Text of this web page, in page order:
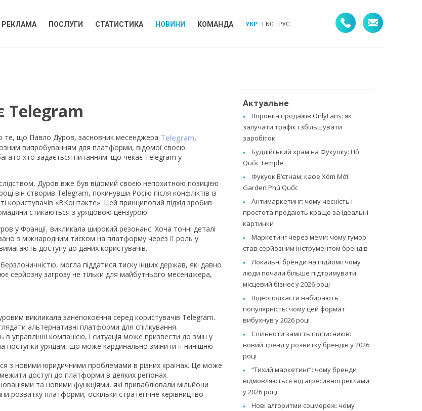
РЕКЛАМА ПОСЛУГИ СТАТИСТИКА НОВИНИ КОМАНДА УКР ENG РУС
Telegram
те, що Павло Дуров, засновник месенджера Telegram,
випробуванням для платформи, відомої своєю
хто задається питанням: що чекає Telegram у
Дуров вже був відомий своєю непохитною позицією
він створив Telegram, покинувши Росію після конфліктів із
«ВКонтакте». Цей принциповий підхід зробив
стикаються з урядовою цензурою.
у Франції, викликала широкий резонанс. Хоча точні деталі
з міжнародним тиском на платформу через її роль у
доступу до даних користувачів.
могла піддатися тиску інших держав, які давно
серйозну загрозу не тільки для майбутнього месенджера,
викликала занепокоєння серед користувачів Telegram.
альтернативні платформи для спілкування.
управлінні компанією, і ситуація може призвести до змін у
поступки урядам, що може кардинально змінити її нинішню
з новими юридичними проблемами в різних країнах. Це може
доступ до платформи в деяких регіонах.
та новими функціями, які приваблювали мільйони
розвитку платформи, оскільки стратегічне керівництво
Актуальне
Воронка продажів OnlyFans: як
залучати трафік і збільшувати
заробіток
Буддійський храм на Фукуоку: Hộ
Quốc Temple
Фукуок В’єтнам: кафе Xóm Mới
Garden Phú Quốc
Антимаркетинг: чому чесність і
простота продають краще за ідеальні
картинки
Маркетинг через меми: чому гумор
став серйозним інструментом брендів
Локальні бренди на підйомі: чому
люди почали більше підтримувати
місцевий бізнес у 2026 році
Відеоподкасти набирають
популярність: чому цей формат
вибухнув у 2026 році
Спільноти замість підписників:
новий тренд у розвитку брендів у 2026
році
“Тихий маркетинг”: чому бренди
відмовляються від агресивної реклами
у 2026 році
Нові алгоритми соцмереж: чому